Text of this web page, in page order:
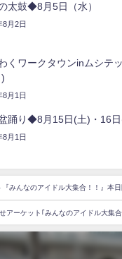
太鼓◆8月5日（水）
8月2日
くワークタウンinムシテ
8月1日
踊り◆8月15日(土)・16
8月1日
みんなのアイドル大集合！！』本日
アーケット｢みんなのアイドル大集